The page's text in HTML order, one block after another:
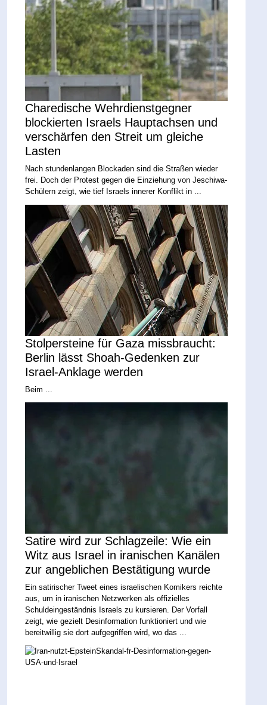
Charedische Wehrdienstgegner
blockierten Israels Hauptachsen und
verschärfen den Streit um gleiche
Lasten
Nach stundenlangen Blockaden sind die Straßen wieder
frei. Doch der Protest gegen die Einziehung von Jeschiwa-
Schülern zeigt, wie tief Israels innerer Konflikt in ...
Stolpersteine für Gaza missbraucht:
Berlin lässt Shoah-Gedenken zur
Israel-Anklage werden
Beim ...
Satire wird zur Schlagzeile: Wie ein
Witz aus Israel in iranischen Kanälen
zur angeblichen Bestätigung wurde
Ein satirischer Tweet eines israelischen Komikers reichte
aus, um in iranischen Netzwerken als offizielles
Schuldeingeständnis Israels zu kursieren. Der Vorfall
zeigt, wie gezielt Desinformation funktioniert und wie
bereitwillig sie dort aufgegriffen wird, wo das ...